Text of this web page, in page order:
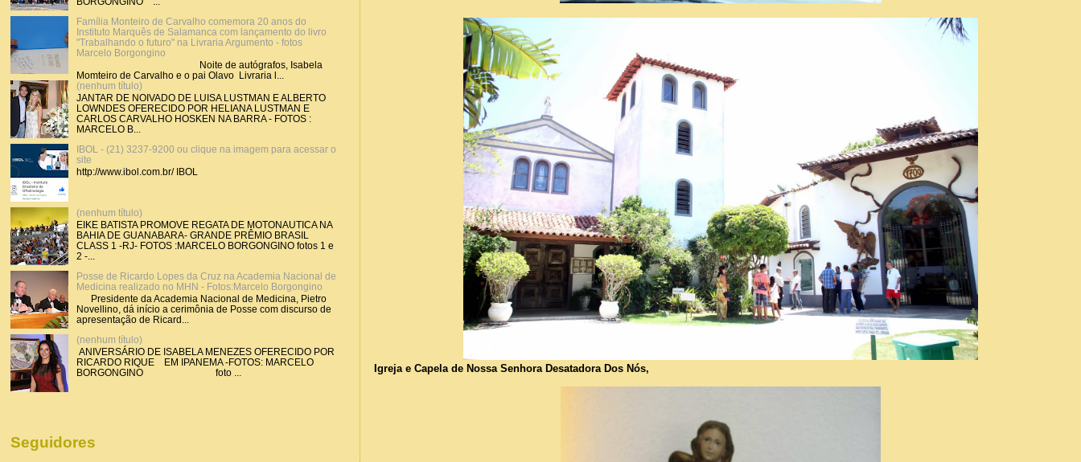
Igreja e Capela de Nossa Senhora Desatadora Dos Nós,
Família Monteiro de Carvalho comemora 20 anos do
Instituto Marquês de Salamanca com lançamento do livro
"Trabalhando o futuro" na Livraria Argumento - fotos
Marcelo Borgongino
Noite de autógrafos, Isabela
Momteiro de Carvalho e o pai Olavo Livraria l...
(nenhum título)
JANTAR DE NOIVADO DE LUISA LUSTMAN E ALBERTO
LOWNDES OFERECIDO POR HELIANA LUSTMAN E
CARLOS CARVALHO HOSKEN NA BARRA - FOTOS :
MARCELO B...
IBOL - (21) 3237-9200 ou clique na imagem para acessar o
site
http://www.ibol.com.br/ IBOL
(nenhum título)
EIKE BATISTA PROMOVE REGATA DE MOTONAUTICA NA
BAHIA DE GUANABARA- GRANDE PRÊMIO BRASIL
CLASS 1 -RJ- FOTOS :MARCELO BORGONGINO fotos 1 e
2 -...
Posse de Ricardo Lopes da Cruz na Academia Nacional de
Medicina realizado no MHN - Fotos:Marcelo Borgongino
Presidente da Academia Nacional de Medicina, Pietro
Novellino, dá início a cerimônia de Posse com discurso de
apresentação de Ricard...
(nenhum título)
ANIVERSÁRIO DE ISABELA MENEZES OFERECIDO POR
RICARDO RIQUE EM IPANEMA -FOTOS: MARCELO
BORGONGINO foto ...
Seguidores